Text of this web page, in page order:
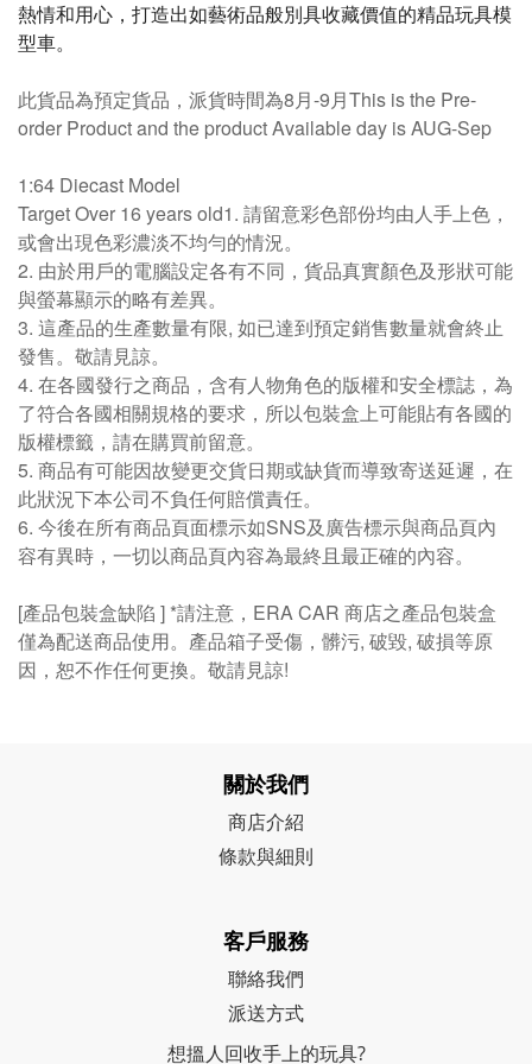
熱情和用心，打造出如藝術品般別具收藏價值的精品玩具模
型車。
此貨品為預定貨品，派貨時間為8月-9月This is the Pre-
order Product and the product Available day is AUG-Sep
1:64 Diecast Model
Target Over 16 years old1. 請留意彩色部份均由人手上色，
或會出現色彩濃淡不均勻的情況。
2. 由於用戶的電腦設定各有不同，貨品真實顏色及形狀可能
與螢幕顯示的略有差異。
3. 這產品的生產數量有限, 如已達到預定銷售數量就會終止
發售。敬請見諒。
4. 在各國發行之商品，含有人物角色的版權和安全標誌，為
了符合各國相關規格的要求，所以包裝盒上可能貼有各國的
版權標籤，請在購買前留意。
5. 商品有可能因故變更交貨日期或缺貨而導致寄送延遲，在
此狀況下本公司不負任何賠償責任。
6. 今後在所有商品頁面標示如SNS及廣告標示與商品頁內
容有異時，一切以商品頁內容為最終且最正確的內容。
[產品包裝盒缺陷 ] *請注意，ERA CAR 商店之產品包裝盒
僅為配送商品使用。產品箱子受傷，髒污, 破毀, 破損等原
因，恕不作任何更換。敬請見諒!
關於我們
商店介紹
條款與細則
客戶服務
聯絡我們
派送方式
想搵人回收手上的玩具?